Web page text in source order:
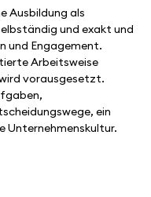
Ausbildung als
und exakt und
und Engagement.
Arbeitsweise
vorausgesetzt.
ein
Unternehmenskultur.